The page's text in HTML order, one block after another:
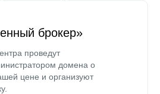
брокер»
проведут
домена о
цене и организуют